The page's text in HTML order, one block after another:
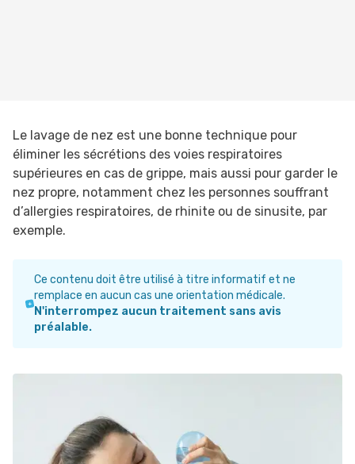
Le lavage de nez est une bonne technique pour
éliminer les sécrétions des voies respiratoires
supérieures en cas de grippe, mais aussi pour garder le
nez propre, notamment chez les personnes souffrant
d’allergies respiratoires, de rhinite ou de sinusite, par
exemple.
Ce contenu doit être utilisé à titre informatif et ne
remplace en aucun cas une orientation médicale.
N'interrompez aucun traitement sans avis
préalable.